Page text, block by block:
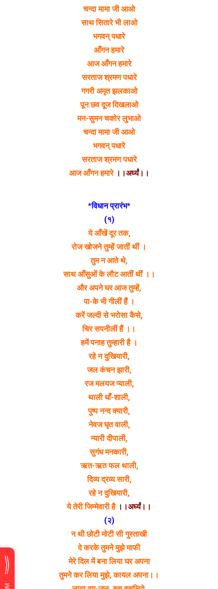
चन्दा मामा जी आओ
साथ सितारे भी लाओ
भगवन् पधारे
आँगन हमारे
आज आँगन हमारे
सरताज श्रमण पधारे
गगरी अमृत झलकाओ
पून छव दूज दिखलाओ
मन-सुमन चकोर लुभाओ
चन्दा मामा जी आओ
भगवन् पधारे
सरताज श्रमण पधारे
आज आँगन हमारे ।।अर्घ्यं।।
*विधान प्रारंभ*
(१)
ये आँखें दूर तक,
रोज खोजने तुम्हें जातीं थीं ।
तुम न आते थे,
साथ आँसुओं के लौट आतीं थीं ।।
और अपने घर आज तुम्हें,
पा-के भी गीलीं हैं ।
करें जल्दी से भरोसा कैसे,
चिर सपनीलीं हैं ।।
हमें पनाह तुम्हारी है ।
रहे न दुखियारी,
जल कंचन झारी,
रज मलयज प्याली,
थाली धाँ-शाली,
पुष्प नन्द क्यारी,
नेवज घृत वाली,
न्यारी दीपाली,
सुगंध मनकारी,
ऋत-ऋत फल थाली,
दिव्य द्रव्य सारी,
रहे न दुखियारी,
ये तेरी जिम्मेवारी है।।अर्घ्यं।।
(२)
न थी छोटी मोटी सी गुस्ताखी
दे करके तुमने मुझे माफी
मेरे दिल में बना लिया घर अपना
तुमने कर लिया मुझे, कायल अपना।।